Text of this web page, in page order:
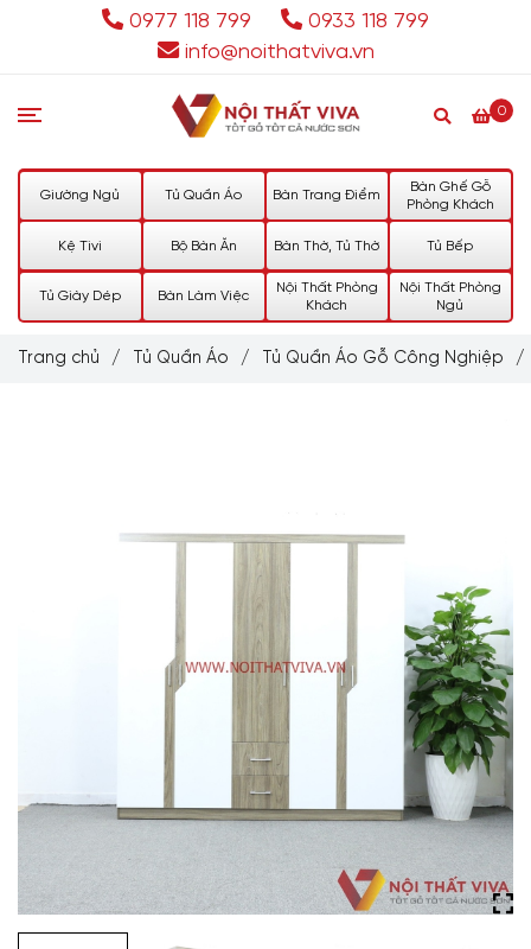
0977 118 799
0933 118 799
info@noithatviva.vn
0
Giường Ngủ Tủ Quần Áo Bàn Trang Điểm
Bàn Ghế Gỗ
Phòng Khách
Kệ Tivi Bộ Bàn Ăn Bàn Thờ, Tủ Thờ Tủ Bếp
Tủ Giày Dép Bàn Làm Việc
Nội Thất Phòng
Khách
Nội Thất Phòng
Ngủ
Trang chủ / Tủ Quần Áo / Tủ Quần Áo Gỗ Công Nghiệp /